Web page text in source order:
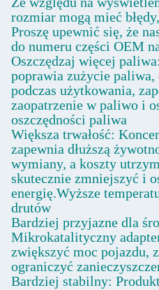
rozmiar mogą mieć
Proszę upewnić się, że
do numeru części OEM
Oszczędzaj więcej
poprawia zużycie paliwa,
podczas użytkowania,
zaopatrzenie w paliwo i
oszczędności paliwa
Większa trwałość:
zapewnia dłuższą
wymiany, a koszty
skutecznie zmniejszyć i
energię.Wyższe
drutów
Bardziej przyjazne dla
Mikrokatalityczny
zwiększyć moc pojazdu,
ograniczyć
Bardziej stabilny: